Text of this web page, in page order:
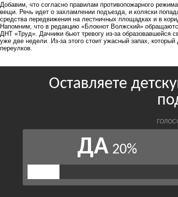
Добавим, что согласно правилам противопожарного
вещи. Речь идет о захламлении подъезда, и коляски
средства передвижения на лестничных площадках и в
Напомним, что в редакцию «Блокнот Волжский»
ДНТ «Труд». Дачники бьют тревогу из-за образовавшейся
уже две недели. Из-за этого стоит ужасный запах,
переулков.